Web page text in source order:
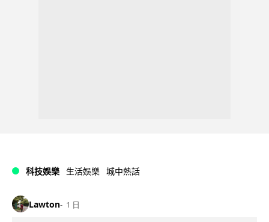
科技娛樂 生活娛樂 城中熱話
Lawton 1 日